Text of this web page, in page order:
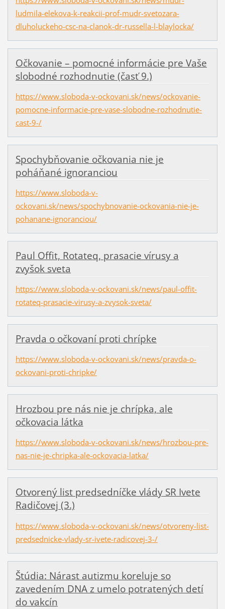
ludmila-elekova-k-reakcii-prof-mudr-svetozara-
dluholuckeho-csc-na-clanok-dr-russella-l-blaylocka/
Očkovanie – pomocné informácie pre Vaše
slobodné rozhodnutie (časť 9.)
https://www.sloboda-v-ockovani.sk/news/ockovanie-
pomocne-informacie-pre-vase-slobodne-rozhodnutie-
cast-9-/
Spochybňovanie očkovania nie je
poháňané ignoranciou
https://www.sloboda-v-
ockovani.sk/news/spochybnovanie-ockovania-nie-je-
pohanane-ignoranciou/
Paul Offit, Rotateq, prasacie vírusy a
zvyšok sveta
https://www.sloboda-v-ockovani.sk/news/paul-offit-
rotateq-prasacie-virusy-a-zvysok-sveta/
Pravda o očkovaní proti chrípke
https://www.sloboda-v-ockovani.sk/news/pravda-o-
ockovani-proti-chripke/
Hrozbou pre nás nie je chrípka, ale
očkovacia látka
https://www.sloboda-v-ockovani.sk/news/hrozbou-pre-
nas-nie-je-chripka-ale-ockovacia-latka/
Otvorený list predsedníčke vlády SR Ivete
Radičovej (3.)
https://www.sloboda-v-ockovani.sk/news/otvoreny-list-
predsednicke-vlady-sr-ivete-radicovej-3-/
Štúdia: Nárast autizmu koreluje so
zavedením DNA z umelo potratených detí
do vakcín